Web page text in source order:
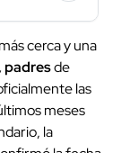
cerca y una
padresde
las
meses
la